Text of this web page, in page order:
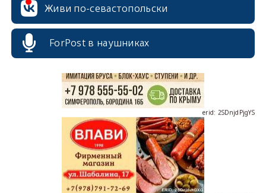
Живи по-севастопольски
ForPost в наушниках
erid: 2SDnjdPjgYS
erid: 2SDnjdvhGXG